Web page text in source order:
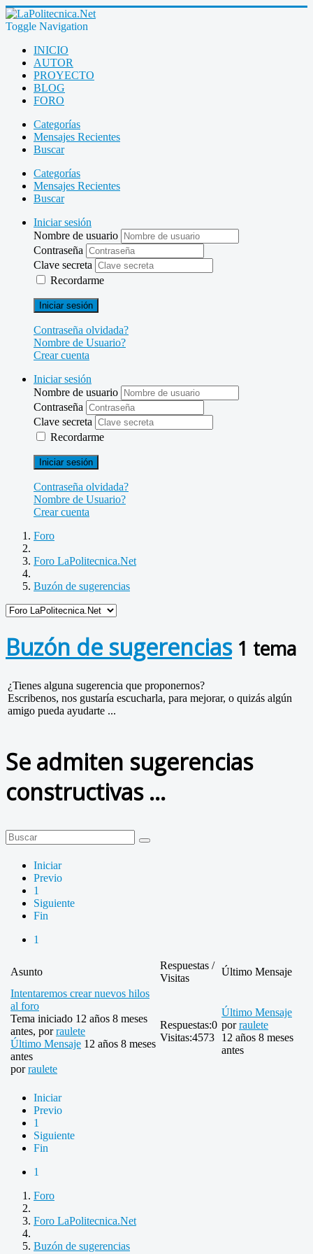
Toggle Navigation
INICIO
AUTOR
PROYECTO
BLOG
FORO
Categorías
Mensajes Recientes
Buscar
Categorías
Mensajes Recientes
Buscar
Iniciar sesión
Nombre de usuario
Contraseña
Clave secreta
Recordarme
Iniciar sesión
Contraseña olvidada?
Nombre de Usuario?
Crear cuenta
Iniciar sesión
Nombre de usuario
Contraseña
Clave secreta
Recordarme
Iniciar sesión
Contraseña olvidada?
Nombre de Usuario?
Crear cuenta
Foro
Foro LaPolitecnica.Net
Buzón de sugerencias
Buzón de sugerencias 1 tema
¿Tienes alguna sugerencia que proponernos?
Escribenos, nos gustaría escucharla, para mejorar, o quizás algún
amigo pueda ayudarte ...
Se admiten sugerencias
constructivas ...
Iniciar
Previo
1
Siguiente
Fin
1
Asunto
Respuestas /
Visitas
Último Mensaje
Intentaremos crear nuevos hilos
al foro
Tema iniciado 12 años 8 meses
antes, porraulete
Último Mensaje 12 años 8 meses
antes
porraulete
Respuestas:0
Visitas:4573
Último Mensaje
porraulete
12 años 8 meses
antes
Iniciar
Previo
1
Siguiente
Fin
1
Foro
Foro LaPolitecnica.Net
Buzón de sugerencias